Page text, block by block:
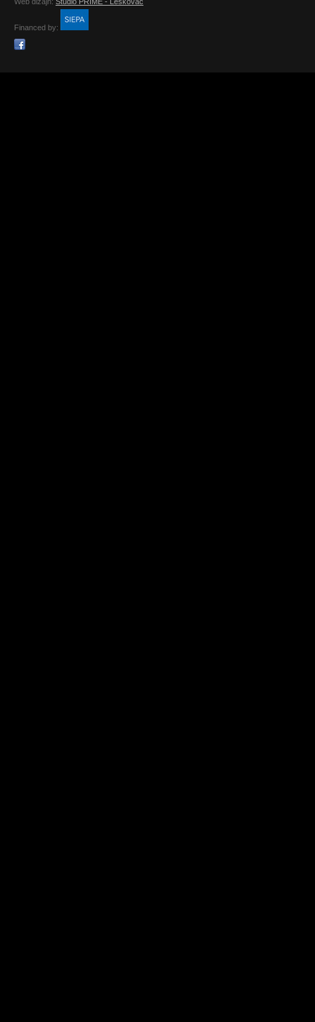
Financed by: